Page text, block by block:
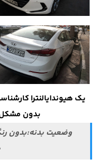
یک هیوندایالنترا
بدون مشکل
وضعیت بدنه:بدون